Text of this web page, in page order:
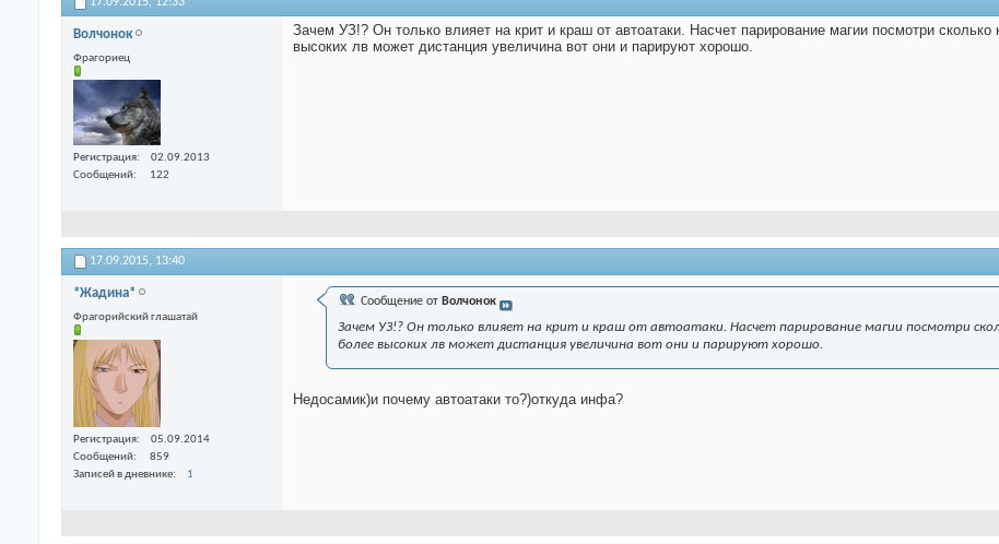
Волчонок
Фрагориец
Регистрация
02.09.2013
Сообщений
122
Зачем УЗ!? Он только влияет на крит и краш от автоатаки. Насчет парирование магии посмотри
высоких лв может дистанция увеличина вот они и парируют хорошо.
17.09.2015, 13:40
*Жадина*
Фрагорийский глашатай
Регистрация
05.09.2014
Сообщений
859
Записей в дневнике
1
Сообщение от Волчонок
Зачем УЗ!? Он только влияет на крит и краш от автоатаки. Насчет парирование магии посмотри
более высоких лв может дистанция увеличина вот они и парируют хорошо.
Недосамик)и почему автоатаки то?)откуда инфа?